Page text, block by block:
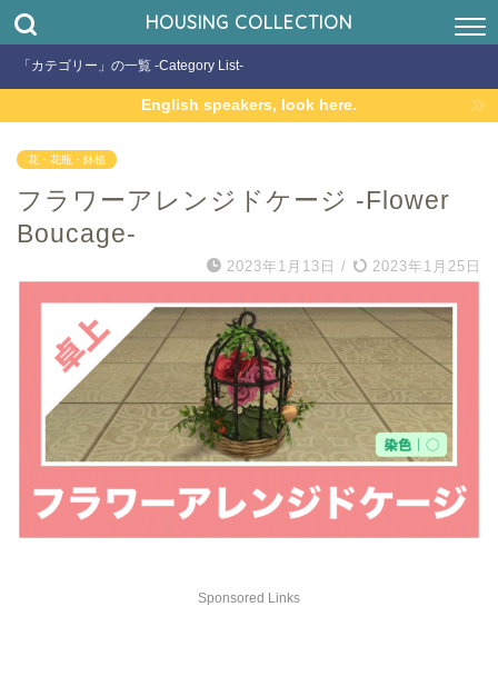
HOUSING COLLECTION
「カテゴリー」の一覧 -Category List-
English speakers, look here.
花・花瓶・鉢植
フラワーアレンジドケージ -Flower
Boucage-
2023年1月13日 / 2023年1月25日
Sponsored Links